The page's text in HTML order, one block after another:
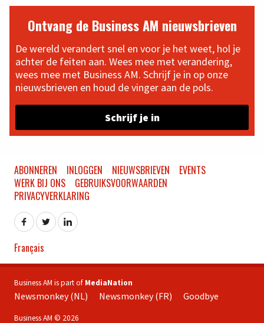
Ontvang de Business AM nieuwsbrieven
De wereld verandert snel en voor je het weet, hol je
achter de feiten aan. Wees mee met verandering,
wees mee met Business AM. Schrijf je in op onze
nieuwsbrieven en houd de vinger aan de pols.
Schrijf je in
ABONNEREN INLOGGEN NIEUWSBRIEVEN
EVENTS
WERK BIJ ONS
GEBRUIKSVOORWAARDEN
PRIVACYVERKLARING
Français
Business AM is part of MediaNation
Newsmonkey (NL) Newsmonkey (FR) Goodbye
Business AM © 2026